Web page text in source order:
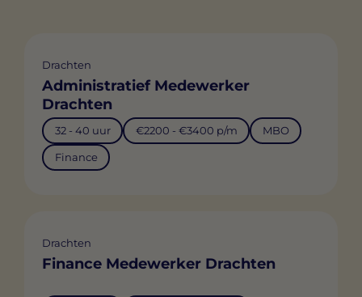
Drachten
Administratief Medewerker
Drachten
32 - 40 uur €2200 - €3400 p/m MBO
Finance
Drachten
Finance Medewerker Drachten